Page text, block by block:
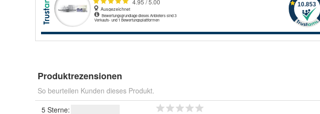
Produktrezensionen
So beurteilen Kunden dieses Produkt.
5 Sterne: